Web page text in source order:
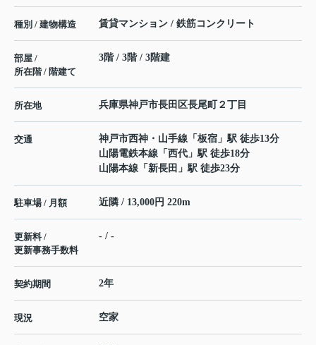
種別 / 建物構造 賃貸マンション / 鉄筋コンクリート
部屋 /
所在階 / 階建て
3階 / 3階 / 3階建
所在地 兵庫県神戸市長田区長尾町 ２丁目
交通 神戸市西神・山手線 「 板宿 」駅 徒歩13分
山陽電鉄本線 「 西代 」駅 徒歩18分
山陽本線 「 新長田 」駅 徒歩23分
駐車場 / 月額 近隣 / 13,000円 220m
更新料 /
更新事務手数料
- / -
契約期間 2年
現況 空家